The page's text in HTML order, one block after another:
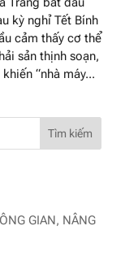
kỳ nghỉ Tết Bính
cảm thấy cơ thể
sản thịnh soạn,
“nhà máy...
Tìm kiếm
GIAN, NÂNG